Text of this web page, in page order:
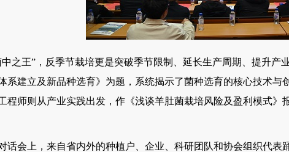
王”，反季节栽培更是突破季节限制、延长生产周期、提升产
系建立及新品种选育》为题，系统揭示了菌种选育的核心技术
程师则从产业实践出发，作《浅谈羊肚菌栽培风险及盈利模式
会上，来自省内外的种植户、企业、科研团队和协会组织代表